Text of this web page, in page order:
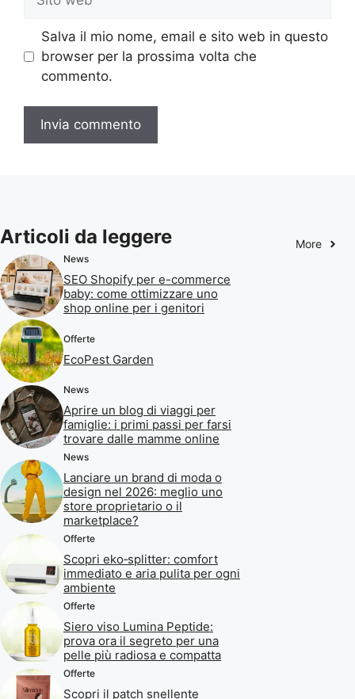
web
Salva il mio nome, email e sito web in questo
browser per la prossima volta che
commento.
Articoli da leggere More
News
SEO Shopify per e-commerce
baby: come ottimizzare uno
shop online per i genitori
Offerte
EcoPest Garden
News
Aprire un blog di viaggi per
famiglie: i primi passi per farsi
trovare dalle mamme online
News
Lanciare un brand di moda o
design nel 2026: meglio uno
store proprietario o il
marketplace?
Offerte
Scopri eko‑splitter: comfort
immediato e aria pulita per ogni
ambiente
Offerte
Siero viso Lumina Peptide:
prova ora il segreto per una
pelle più radiosa e compatta
Offerte
Scopri il patch snellente